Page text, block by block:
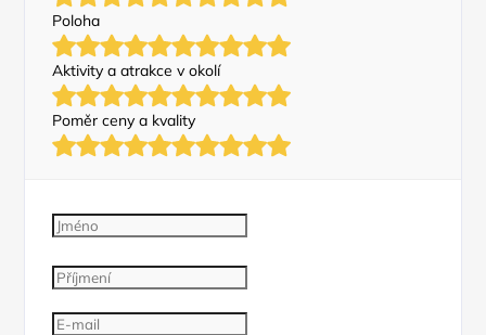
Poloha
Aktivity a atrakce v okolí
Poměr ceny a kvality